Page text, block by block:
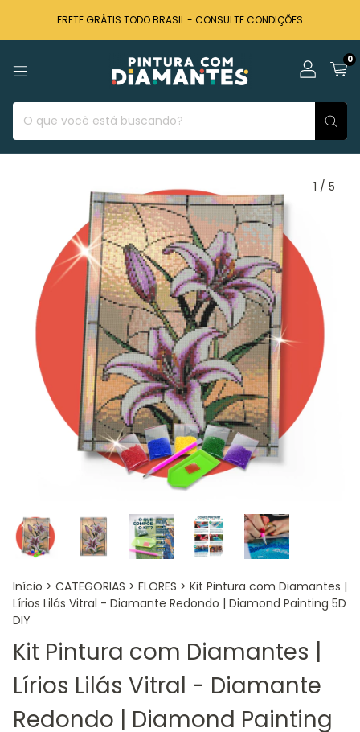
FRETE GRÁTIS TODO BRASIL - CONSULTE CONDIÇÕES
0
1 / 5
Início > CATEGORIAS > FLORES > Kit Pintura com Diamantes |
Lírios Lilás Vitral - Diamante Redondo | Diamond Painting 5D
DIY
Kit Pintura com Diamantes |
Lírios Lilás Vitral - Diamante
Redondo | Diamond Painting